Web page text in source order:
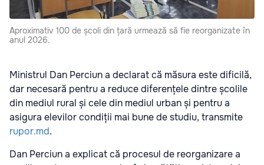
Aproximativ 100 de școli din țară urmează să fie reorganizate în
anul 2026.
Ministrul Dan Perciun a declarat că măsura este dificilă,
dar necesară pentru a reduce diferențele dintre școlile
din mediul rural și cele din mediul urban și pentru a
asigura elevilor condiții mai bune de studiu, transmite
rupor.md.
Dan Perciun a explicat că procesul de reorganizare a